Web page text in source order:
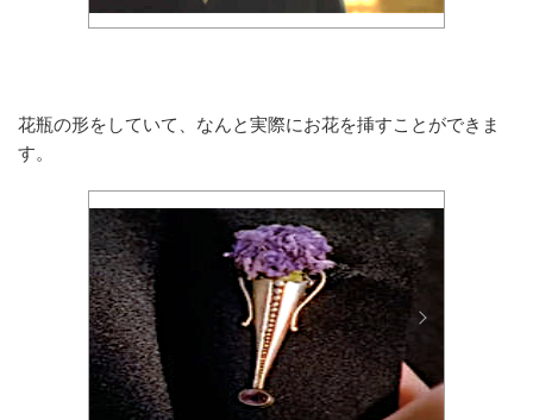
花瓶の形をしていて、なんと実際にお花を挿すことができま
す。